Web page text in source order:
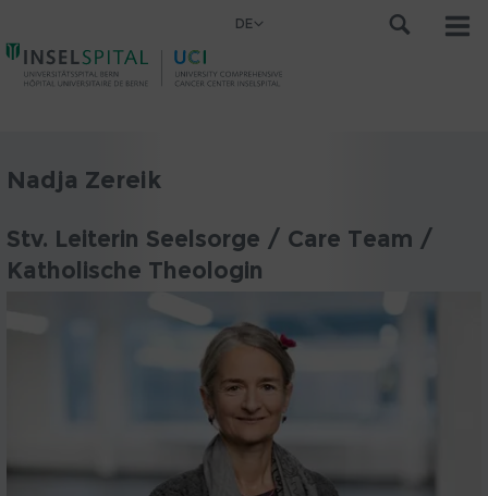
DE
Nadja Zereik
Stv. Leiterin Seelsorge / Care Team /
Katholische Theologin